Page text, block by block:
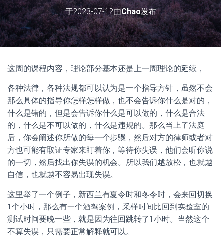
于2023-07-12由Chao发布
这周的课程内容，理论部分基本还是上一周理论的延续，
各种法律，各种法规都可以认为是一个指导方针，虽然不会
那么具体的指导你怎样怎样做，也不会告诉你什么是对的，
什么是错的，但是会告诉你什么是可以做的，什么是合法
的，什么是不可以做的，什么是违规的。那么当上了法庭
后，你会阐述你所做的每一个步骤，然后对方的律师或者对
方也可能有取证专家来盯着你，等待你失误，他们会听你说
的一切，然后找出你失误的机会。所以我们越放松，也就越
自信，也就越不容易出现失误。
这里举了一个例子，新西兰有夏令时和冬令时，会来回切换
1个小时，那么有一个酒驾案例，采样时间比回到实验室的
测试时间要晚一些，就是因为往回跳转了1小时。当然这个
不算失误，只需要正常解释就可以。